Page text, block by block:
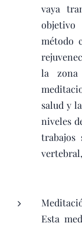
vaya
objetivo
método
la zona
salud y
niveles
trabajos
Esta